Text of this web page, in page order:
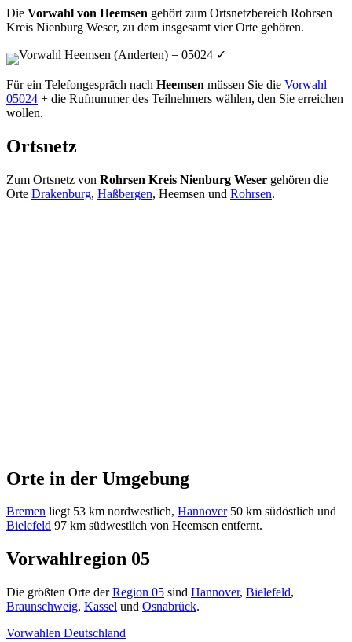
Die Vorwahl von Heemsen gehört zum Ortsnetzbereich Rohrsen
Kreis Nienburg Weser, zu dem insgesamt vier Orte gehören.
Vorwahl Heemsen (Anderten) = 05024 ✓
Für ein Telefongespräch nach Heemsen müssen Sie die Vorwahl
05024 + die Rufnummer des Teilnehmers wählen, den Sie erreichen
wollen.
Ortsnetz
Zum Ortsnetz von Rohrsen Kreis Nienburg Weser gehören die
Orte Drakenburg, Haßbergen, Heemsen und Rohrsen.
Orte in der Umgebung
Bremen liegt 53 km nordwestlich, Hannover50 km südöstlich und
Bielefeld 97 km südwestlich von Heemsen entfernt.
Vorwahlregion 05
Die größten Orte derRegion 05 sind Hannover, Bielefeld,
Braunschweig, Kassel und Osnabrück.
Vorwahlen Deutschland